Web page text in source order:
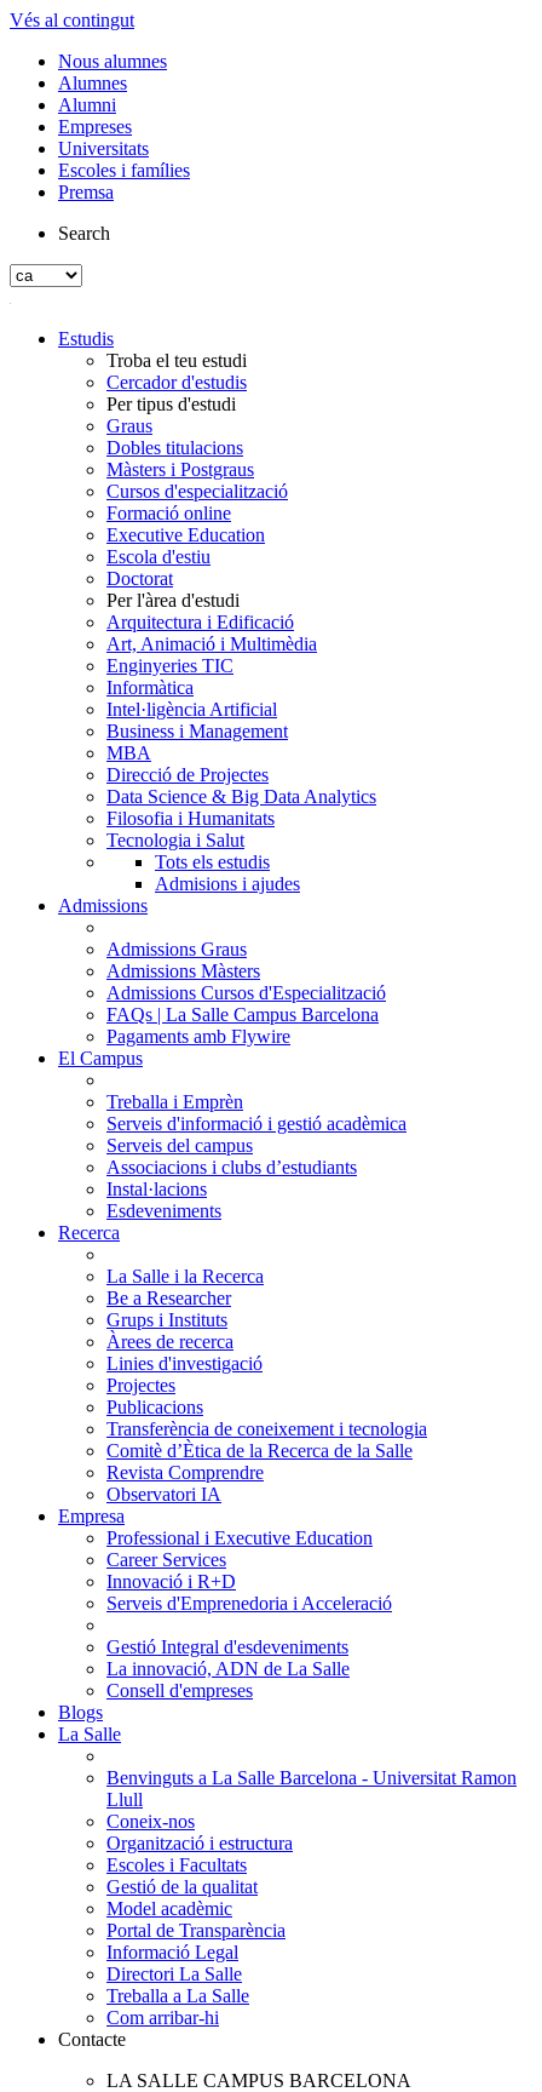
Vés al contingut
Nous alumnes
Alumnes
Alumni
Empreses
Universitats
Escoles i famílies
Premsa
Search
Estudis
Troba el teu estudi
Cercador d'estudis
Per tipus d'estudi
Graus
Dobles titulacions
Màsters i Postgraus
Cursos d'especialització
Formació online
Executive Education
Escola d'estiu
Doctorat
Per l'àrea d'estudi
Arquitectura i Edificació
Art, Animació i Multimèdia
Enginyeries TIC
Informàtica
Intel·ligència Artificial
Business i Management
MBA
Direcció de Projectes
Data Science & Big Data Analytics
Filosofia i Humanitats
Tecnologia i Salut
Tots els estudis
Admisions i ajudes
Admissions
Admissions Graus
Admissions Màsters
Admissions Cursos d'Especialització
FAQs | La Salle Campus Barcelona
Pagaments amb Flywire
El Campus
Treballa i Emprèn
Serveis d'informació i gestió acadèmica
Serveis del campus
Associacions i clubs d’estudiants
Instal·lacions
Esdeveniments
Recerca
La Salle i la Recerca
Be a Researcher
Grups i Instituts
Àrees de recerca
Linies d'investigació
Projectes
Publicacions
Transferència de coneixement i tecnologia
Comitè d’Ètica de la Recerca de la Salle
Revista Comprendre
Observatori IA
Empresa
Professional i Executive Education
Career Services
Innovació i R+D
Serveis d'Emprenedoria i Acceleració
Gestió Integral d'esdeveniments
La innovació, ADN de La Salle
Consell d'empreses
Blogs
La Salle
Benvinguts a La Salle Barcelona - Universitat Ramon
Llull
Coneix-nos
Organització i estructura
Escoles i Facultats
Gestió de la qualitat
Model acadèmic
Portal de Transparència
Informació Legal
Directori La Salle
Treballa a La Salle
Com arribar-hi
Contacte
LA SALLE CAMPUS BARCELONA